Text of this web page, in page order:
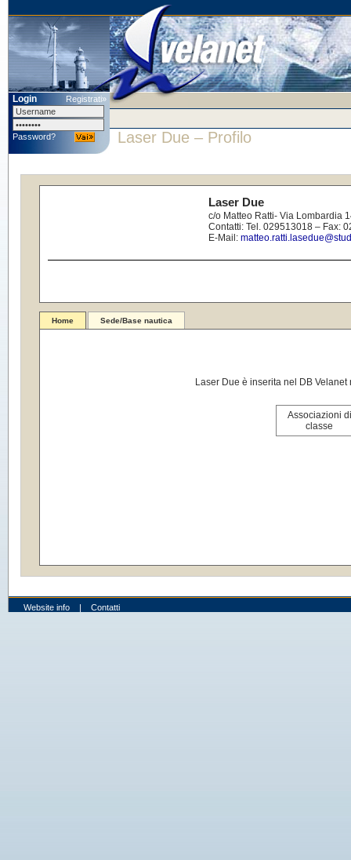
Login Registrati»
Password? Laser Due – Profilo
Laser Due
c/o Matteo Ratti- Via Lombardia
Contatti: Tel. 029513018 – Fax:
E-Mail:
Home Sede/Base nautica
Laser Due è inserita nel DB Velanet
Associazioni di
classe
Website info | Contatti